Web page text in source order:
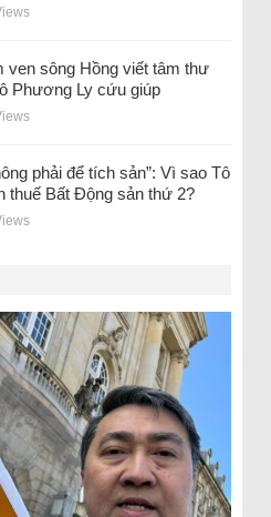
ven sông Hồng viết tâm thư
Phương Ly cứu giúp
phải để tích sản”: Vì sao Tô
thuế Bất Động sản thứ 2?